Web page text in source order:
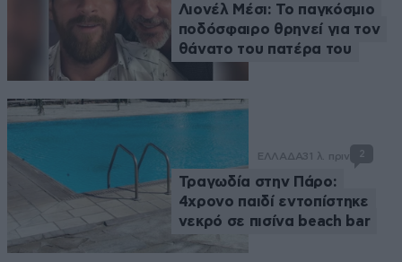
Λιονέλ Μέσι: Το παγκόσμιο
ποδόσφαιρο θρηνεί για τον
θάνατο του πατέρα του
ΕΛΛΑΔΑ31 λ. πριν 2
Τραγωδία στην Πάρο:
4χρονο παιδί εντοπίστηκε
νεκρό σε πισίνα beach bar